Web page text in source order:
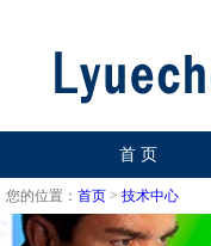
首 页
您的位置： 首页 > 技术中心